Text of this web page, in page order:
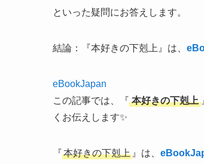
といった疑問にお答えします。
結論：『本好きの下剋上』は、
eBookJapan
この記事では、『 本好きの下剋上
くお伝えします✨
『本好きの下剋上 』は、